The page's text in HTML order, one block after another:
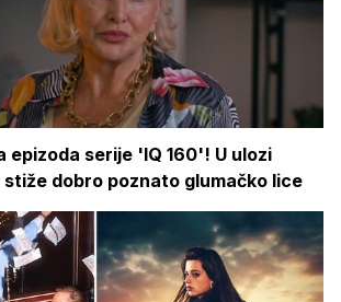
epizoda serije 'IQ 160'! U ulozi
stiže dobro poznato glumačko lice